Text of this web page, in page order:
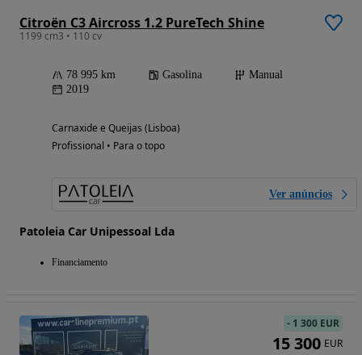
Citroën C3 Aircross 1.2 PureTech Shine
1199 cm3 • 110 cv
78 995 km Gasolina
Manual
2019
Carnaxide e Queijas (Lisboa)
Profissional • Para o topo
Ver anúncios
Patoleia Car Unipessoal Lda
Financiamento
- 1 300 EUR
15 300 EUR